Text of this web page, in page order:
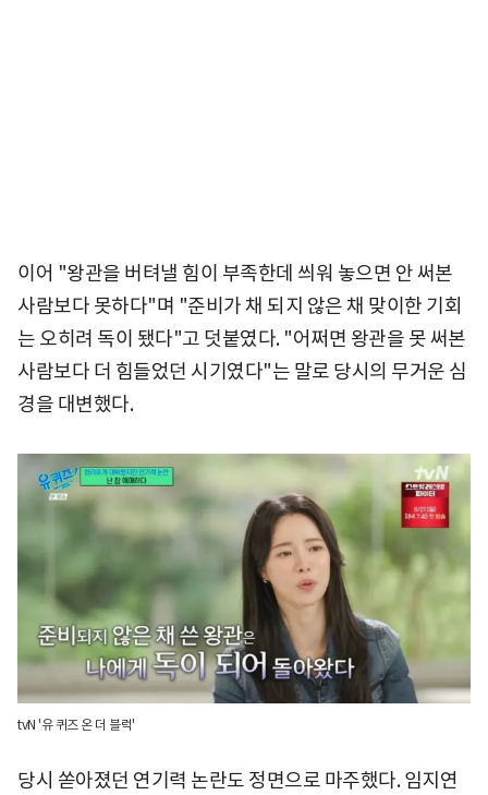
이어 "왕관을 버텨낼 힘이 부족한데 씌워 놓으면 안 써본
사람보다 못하다"며 "준비가 채 되지 않은 채 맞이한 기회
는 오히려 독이 됐다"고 덧붙였다. "어쩌면 왕관을 못 써본
사람보다 더 힘들었던 시기였다"는 말로 당시의 무거운 심
경을 대변했다.
tvN '유 퀴즈 온 더 블럭'
당시 쏟아졌던 연기력 논란도 정면으로 마주했다. 임지연